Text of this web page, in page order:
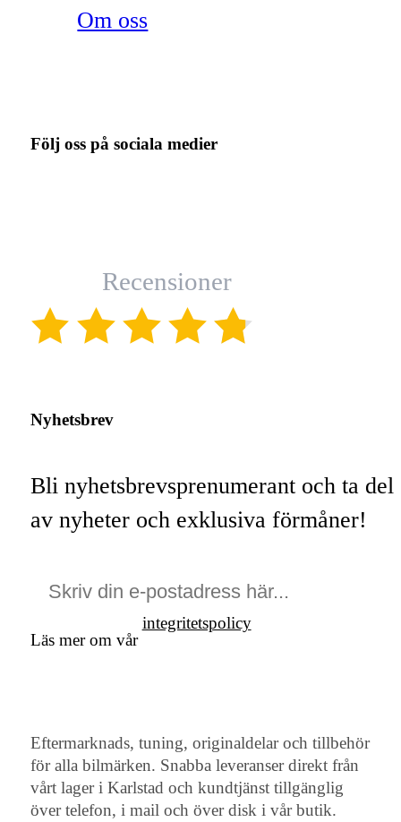
Om oss
Följ oss på sociala medier
Recensioner
Nyhetsbrev
Bli nyhetsbrevsprenumerant och ta del
av nyheter och exklusiva förmåner!
Läs mer om vår
integritetspolicy
Eftermarknads, tuning, originaldelar och tillbehör
för alla bilmärken. Snabba leveranser direkt från
vårt lager i Karlstad och kundtjänst tillgänglig
över telefon, i mail och över disk i vår butik.